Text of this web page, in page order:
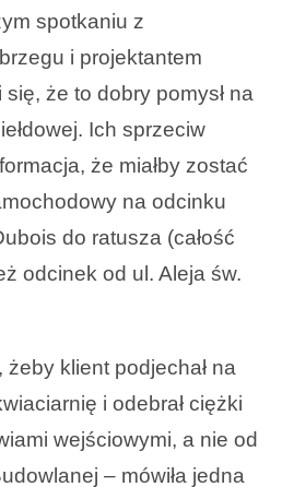
spotkaniu z
i projektantem
że to dobry pomysł na
Ich sprzeciw
że miałby zostać
na odcinku
do ratusza (całość
odcinek od ul. Aleja św.
klient podjechał na
i odebrał ciężki
wejściowymi, a nie od
– mówiła jedna